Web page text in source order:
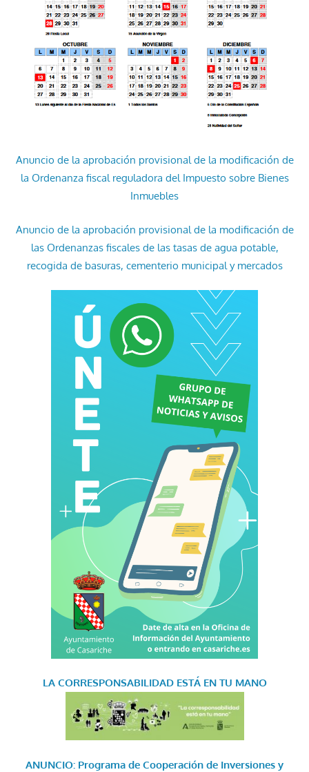
Anuncio de la aprobación provisional de la modificación de
la Ordenanza fiscal reguladora del Impuesto sobre Bienes
Inmuebles
Anuncio de la aprobación provisional de la modificación de
las Ordenanzas fiscales de las tasas de agua potable,
recogida de basuras, cementerio municipal y mercados
LA CORRESPONSABILIDAD ESTÁ EN TU MANO
ANUNCIO: Programa de Cooperación de Inversiones y